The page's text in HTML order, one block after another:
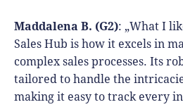
Maddalena B. (G2): „What I
Sales Hub is how it excels in
complex sales processes. Its
tailored to handle the
making it easy to track every